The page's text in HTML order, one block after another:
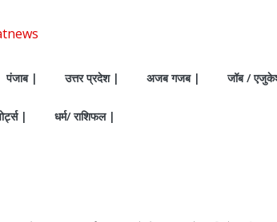
पंजाब | उत्तर प्रदेश | अजब गजब | जॉब /
| धर्म/ राशिफल |